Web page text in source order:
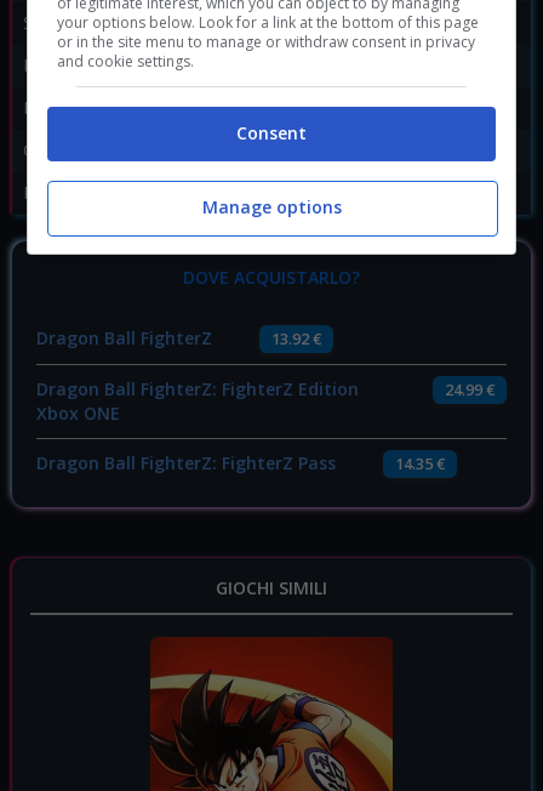
Sviluppatore:
Arc System Works
Publisher:
Disponibile per:
PC,PS4,Switch,Xbox One
Genere:
Data di rilascio:
DOVE ACQUISTARLO?
Dragon Ball FighterZ 13.92 €
Dragon Ball FighterZ: FighterZ Edition
Xbox ONE
24.99 €
Dragon Ball FighterZ: FighterZ Pass 14.35 €
GIOCHI SIMILI
your options below. Look for a link at the bottom of this page
or in the site menu to manage or withdraw consent in privacy
and cookie settings.
Consent
Manage options